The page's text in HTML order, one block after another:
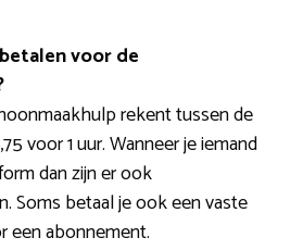
voor de
rekent tussen de
voor 1 uur. Wanneer je iemand
dan zijn er ook
Soms betaal je ook een vaste
een abonnement.